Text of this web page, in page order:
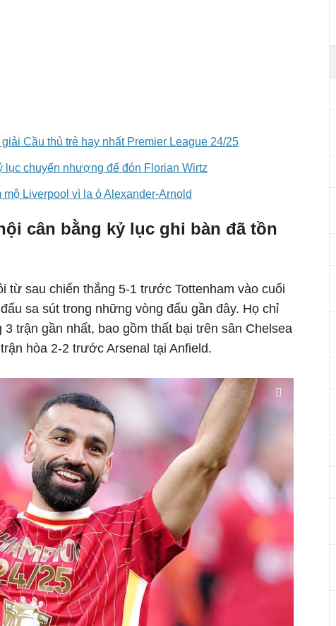
Cầu thủ trẻ hay nhất Premier League 24/25
lục chuyển nhượng để đón Florian Wirtz
Liverpool vì la ó Alexander-Arnold
cân bằng kỷ lục ghi bàn đã tồn
từ sau chiến thắng 5-1 trước Tottenham vào cuối
đấu sa sút trong những vòng đấu gần đây. Họ chỉ
trận gần nhất, bao gồm thất bại trên sân Chelsea
hòa 2-2 trước Arsenal tại Anfield.